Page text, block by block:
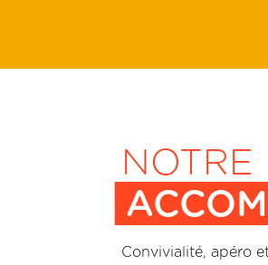
NOTRE
Convivialité, apéro